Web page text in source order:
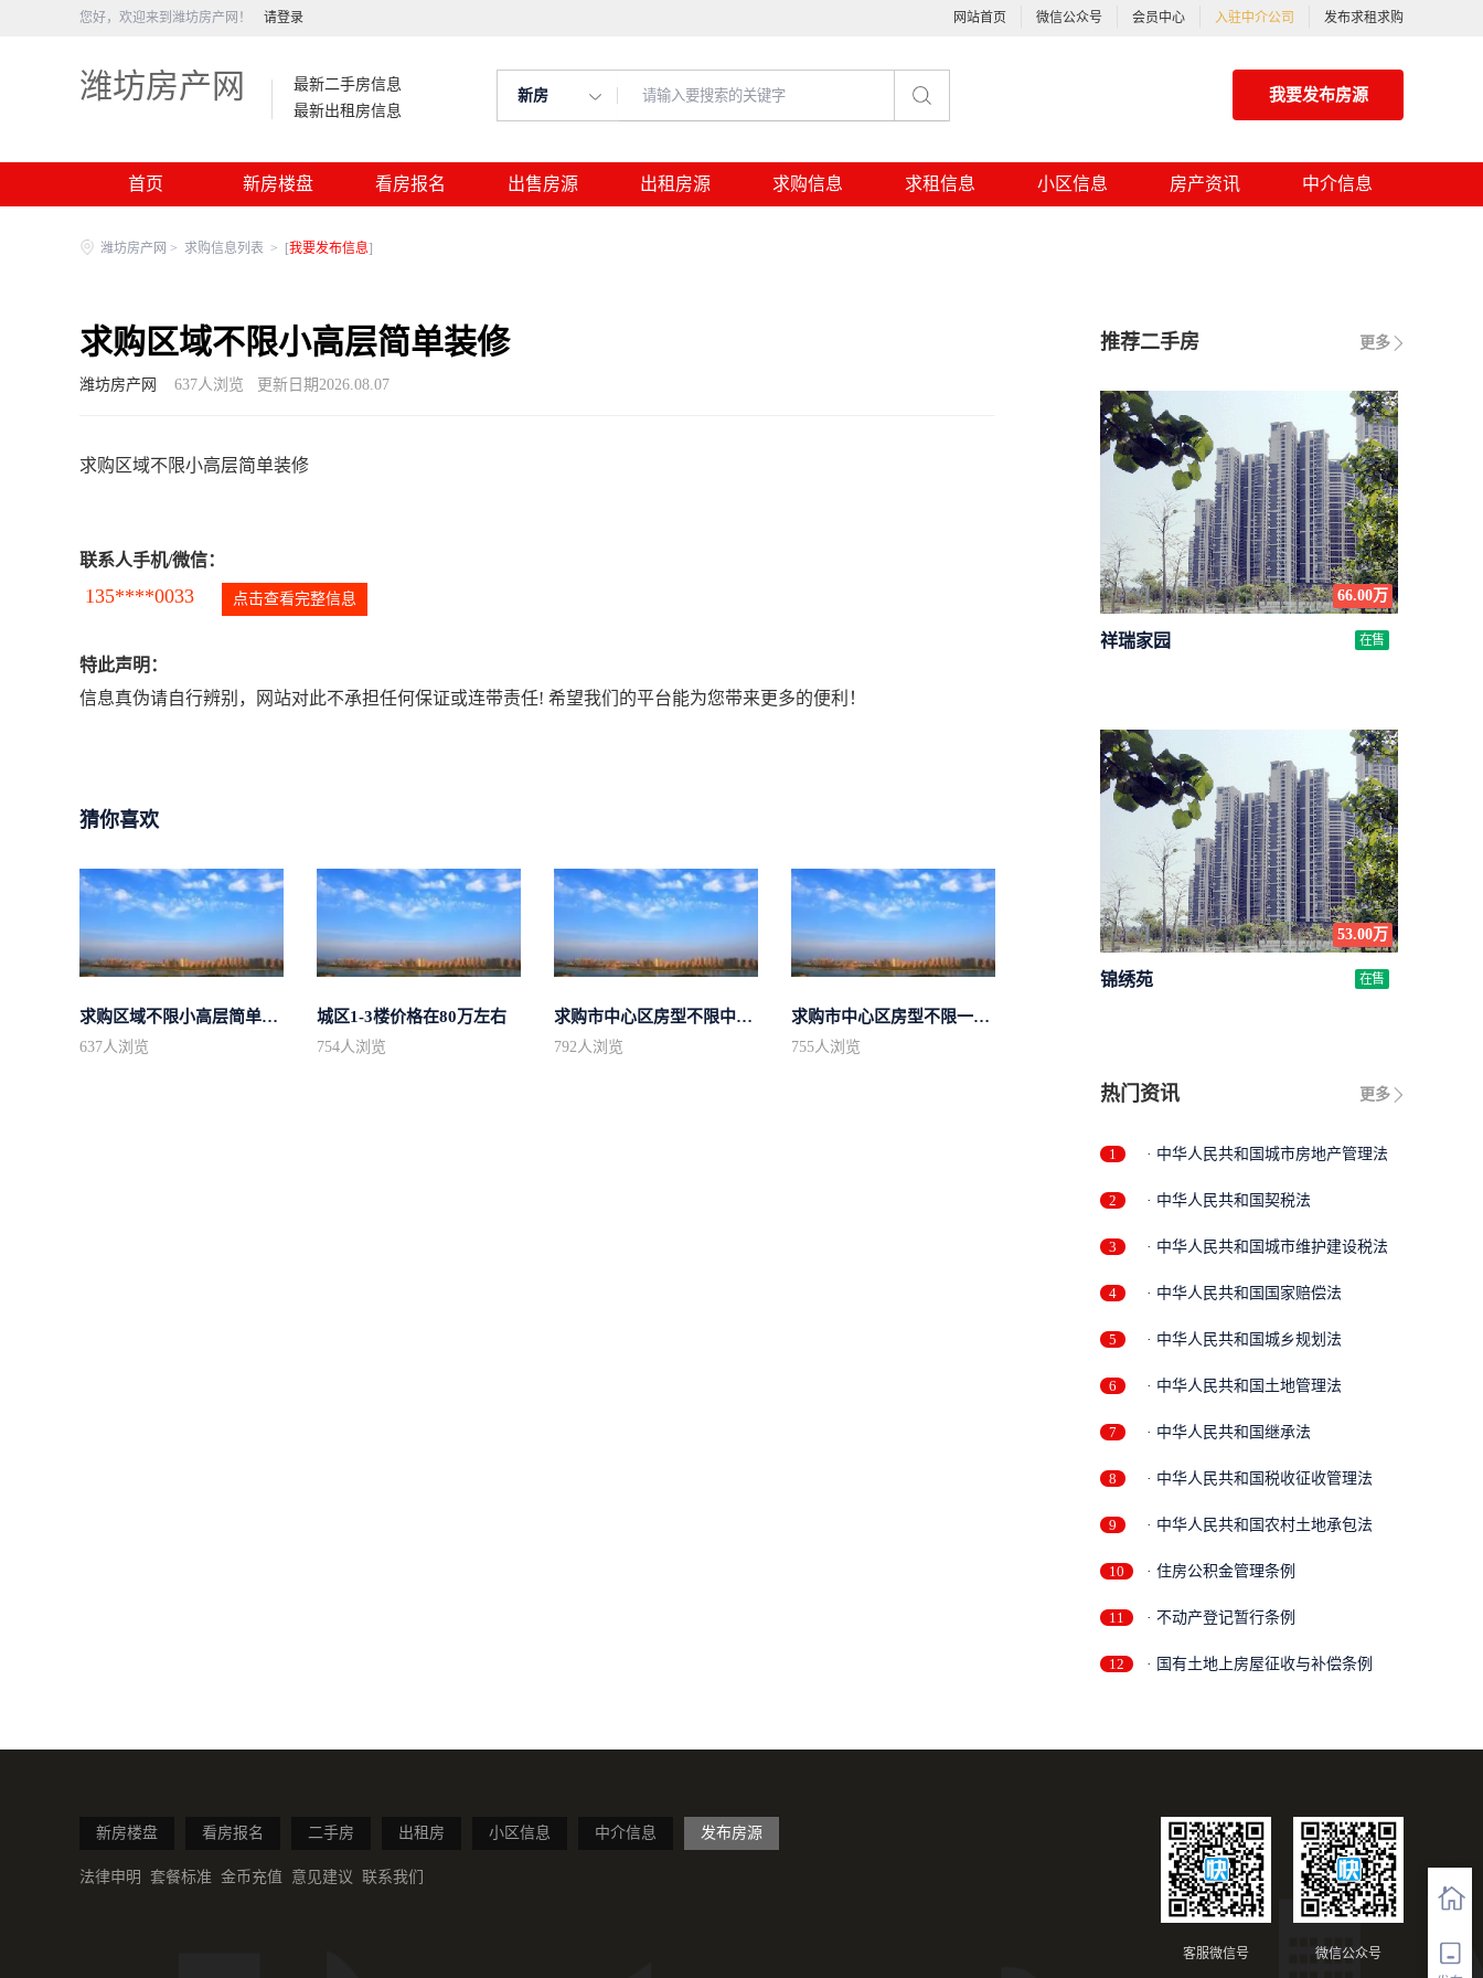
您好，欢迎来到潍坊房产网！ 请登录 网站首页 微信公众号 会员中心 入驻中介公司 发布求租求购
潍坊房产网
最新二手房信息
最新出租房信息
新房 我要发布房源
首页 新房楼盘 看房报名 出售房源 出租房源 求购信息 求租信息 小区信息 房产资讯 中介信息
潍坊房产网 > 求购信息列表 > [我要发布信息]
求购区域不限小高层简单装修
潍坊房产网 637人浏览 更新日期2026.08.07
求购区域不限小高层简单装修
联系人手机/微信：
135****0033 点击查看完整信息
特此声明：
信息真伪请自行辨别，网站对此不承担任何保证或连带责任! 希望我们的平台能为您带来更多的便利！
猜你喜欢
求购区域不限小高层简单装修
637人浏览
城区1-3楼价格在80万左右
754人浏览
求购市中心区房型不限中档装修
792人浏览
求购市中心区房型不限一室一厅一卫简...
755人浏览
更多
推荐二手房
66.00万
祥瑞家园 在售
53.00万
锦绣苑 在售
更多
热门资讯
1 · 中华人民共和国城市房地产管理法
2 · 中华人民共和国契税法
3 · 中华人民共和国城市维护建设税法
4 · 中华人民共和国国家赔偿法
5 · 中华人民共和国城乡规划法
6 · 中华人民共和国土地管理法
7 · 中华人民共和国继承法
8 · 中华人民共和国税收征收管理法
9 · 中华人民共和国农村土地承包法
10 · 住房公积金管理条例
11 · 不动产登记暂行条例
12 · 国有土地上房屋征收与补偿条例
新房楼盘 看房报名 二手房 出租房 小区信息 中介信息 发布房源
法律申明 套餐标准 金币充值 意见建议 联系我们
微信公众号
客服微信号